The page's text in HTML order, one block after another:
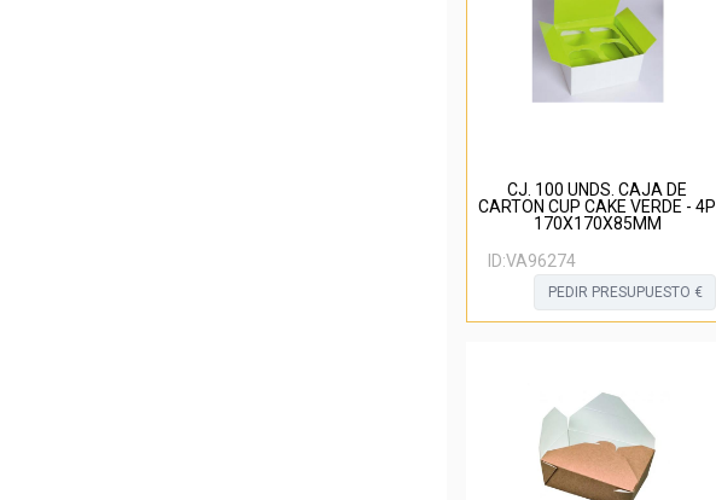
CJ. 100 UNDS. CAJA DE
CARTON CUP CAKE VERDE - 4P
170X170X85MM
ID:VA96274
PEDIR PRESUPUESTO €